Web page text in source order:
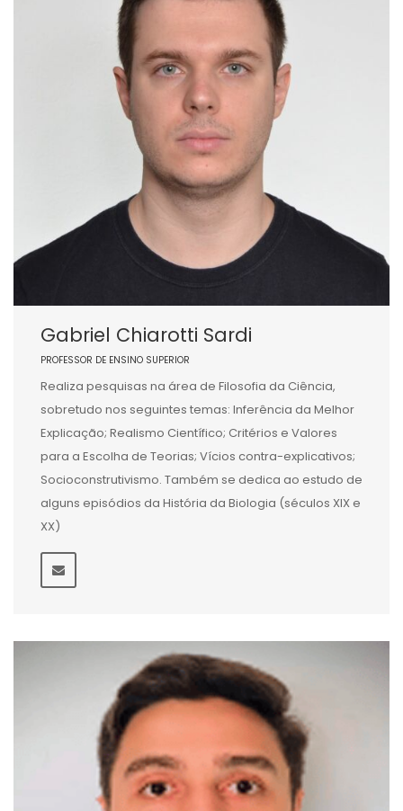
Gabriel Chiarotti Sardi
PROFESSOR DE ENSINO SUPERIOR
Realiza pesquisas na área de Filosofia da Ciência,
sobretudo nos seguintes temas: Inferência da Melhor
Explicação; Realismo Científico; Critérios e Valores
para a Escolha de Teorias; Vícios contra-explicativos;
Socioconstrutivismo. Também se dedica ao estudo de
alguns episódios da História da Biologia (séculos XIX e
XX)